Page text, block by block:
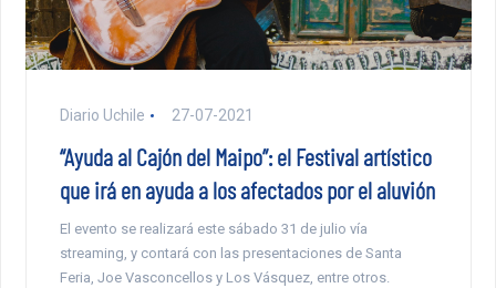
Diario Uchile 27-07-2021
“Ayuda al Cajón del Maipo”: el Festival artístico
que irá en ayuda a los afectados por el aluvión
El evento se realizará este sábado 31 de julio vía
streaming, y contará con las presentaciones de Santa
Feria, Joe Vasconcellos y Los Vásquez, entre otros.